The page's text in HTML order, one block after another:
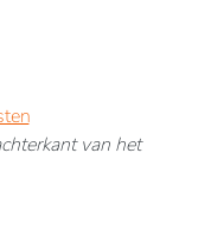
van het